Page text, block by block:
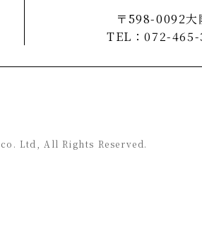
〒598-0092大
TEL：072-
Ltd, All Rights Reserved.